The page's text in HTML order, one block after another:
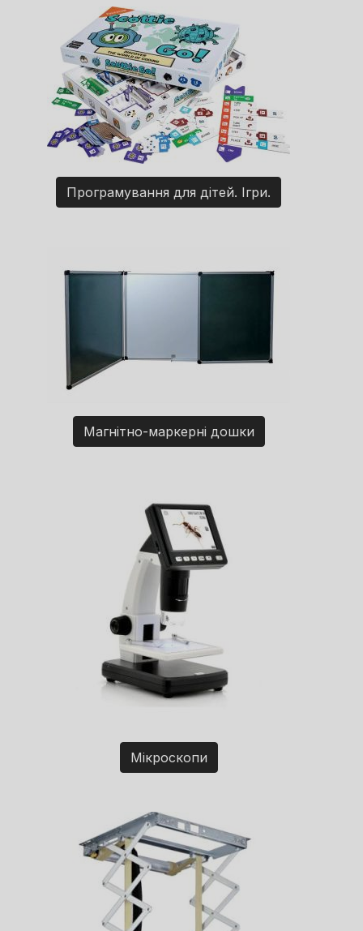
Програмування для дітей. Ігри.
Магнітно-маркерні дошки
Мікроскопи